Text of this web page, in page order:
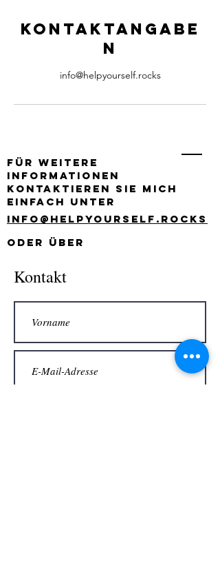
Kontaktangabe
n
info@helpyourself.rocks
Für weitere
Informationen
kontaktieren Sie mich
einfach unter
info@helpyourself.rocks
oder über
Kontakt